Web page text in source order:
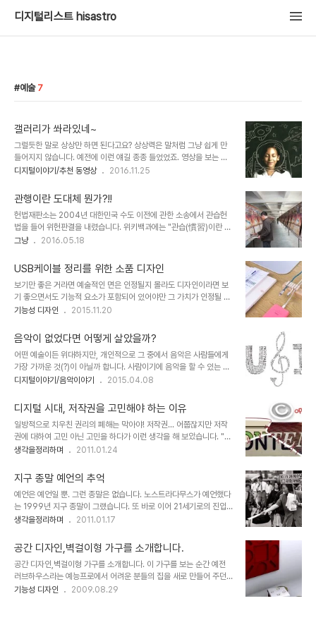
디지털리스트 hisastro
예술 7
갤러리가 쏴라있네~
그럴듯한 말로 상상만 하면 된다고요? 상상력은 말처럼 그냥 쉽게 만
들어지지 않습니다. 예전에 이런 얘길 종종 들었었죠. 영상을 보는 것
보다 책을 읽거나 소리만 듣는 것이 상상력 증진이 좋다고... 글쎄요?!!
단하자면 가당치도 않은 말이었다고 생각합니다. 상상력이 중요한 건
무언가 새롭게 만들어 낼 수 있는 바탕이라는 점에서 유에서 유를 만들
어내는 것이라고 할 수 있습니다. 많이 보았을 때 새로운 상상도 풍부
해질 수 있단 얘깁니다. 이미지 출처: peppypals.com 그런 면에서
디지털 시대를 배경으로 태어나 자라는 지금의 아이들이 만들어갈 세
분야에 국한된 것이 아니..
디지털이야기/추천 동영상 2016.11.25
관행이란 도대체 뭔가?!!
헌법재판소는 2004년 대한민국 수도 이전에 관한 소송에서 관습헌
법을 들어 위헌판결을 내렸습니다. 위키백과에는 "관습(慣習)이란 어
떤 사회에 오랫동안 지켜 내려와 그 사회 성원들이 널리 인정하는 질서
행"으로도 부른다고 되어 있습니다. 그러나 왠지 "관습"이 "관행" 보
다 좀 더 범위가 크다는 느낌이고, "관습" 보단 "관행"이 부정적으로
와닿습니다. 저만 그렇게 느껴지는 걸까요? 이미지 출처:
action.or.kr "관행"이 부정적으로 느껴지는 건 보편적으로 적절치
못한 어떤 사안에 대하여 그 중심에 있다고 보여지는 자들이 주로 사용
행이면 괜찮은 것인양 하는... 하지..
그냥 2016.05.18
USB케이블 정리를 위한 소품 디자인
보기만 좋은 거라면 예술적인 면은 인정될지 몰라도 디자인이라면 보
기 좋으면서도 기능적 요소가 포함되어 있어야만 그 가치가 인정될 수
있습니다. 그렇다고 디자인의 요소로써 인정되는 기능적인 부분이 복
변의 작은 불편함들을 해소해 줄수 있으면서 그 기능에 부합하는 모양
을 갖추고 있다면 OK입니다. 무선의 시대로 접어 들고 있습니다만, 아
직까지는 주변 어디고 널려 있으면서 복잡하게 얽히고 섥혀 있는 수많
은 각종 디지털 기기 케이블들... 현대를 살아가는 대다수 사람들이 사
용하는 책상의 현주소일 겁니다. 제가 사용하는 책상도... ^^; 작은 불
어진 기능성 디자인 제품이지만 이것을 보..
기능성 디자인 2015.11.20
음악이 없었다면 어떻게 살았을까?
어떤 예술이든 위대하지만, 개인적으로 그 중에서 음악은 사람들에게
가장 가까운 것(?)이 아닐까 합니다. 사람이기에 음악을 할 수 있는 건
지... 전 우주적인 성격에 기초한 근본적인 것이라서 그런지... 알 수는
이 당연하게... 아니 당연한 것이니 그렇게 당연히 살긴 했을 겁니다.
닭과 달걀 류의 문젠 항상 그렇죠.. 우리가 음악을 알고 살았으니 음악
이 필요했던 건지 음악이 원래 그런거니까 우리가 음악을 즐기며 살아
가는 건지... 그러나 그건 중요하지 않습니다.지금, 저는 음악이 너무
좋으니까요. 음(音)악(樂)이란 게 원래 그런 것이기도 하죠. ^^수천,
만 제가 귀..
디지털이야기/음악이야기 2015.04.08
디지털 시대, 저작권을 고민해야 하는 이유
일방적으로 치우친 권리의 폐해는 막아야! 저작권... 어쭙잖지만 저작
권에 대하여 고민 아닌 고민을 하다가 이런 생각을 해 보았습니다. "어
떠한 권리가 한쪽으로 치우쳤을 땐 반드시 문제가 발생하기 마련이
에 이르렀다고 봅니다. 물론 현재, 어떤 누구라도 이 디지털 시대의 저
작권에 대하여 명쾌한 답을 내놓긴 어려울 것이라 생각합니다. 뭐, 혼
자라면 어떤 특정한 방법을 포함하여 어떤 주장이든 펼칠 수는 있겠지
만... ▲ Illustration by Minh Uong/The New York Times
Published: March 1, 2009 음악이나, 책, 글 그림 등등... 이러한
생각을정리하며 2011.01.24
지구 종말 예언의 추억
예언은 예언일 뿐. 그런 종말은 없습니다. 노스트라다무스가 예언했다
는 1999년 지구 종말이 그랬습니다. 또 바로 이어 21세기로의 진입
에 따른 컴퓨터 버그에서 파생될 여러 문제들을 묶어 당장이라도 어찌
지금에서 그때 일들을 돌아보면 우습기도 하고 기분 묘하게 착잡해지
기도 합니다. 물론 사회적으로 표면화되어 일어났던 일들뿐만 아니라
소소하게 웃지 못할 촌극으로 종결된 사이비 종교들의 사건들도 우리
가 모르는 사이에 적잖이 있었을 겁니다. 끝없이 이어지는 종말 예언
1992년, 다미신인가 다미선인가라고 하는 일부 기독교 종파 -기독교
생각을정리하며 2011.01.17
공간 디자인,벽걸이형 가구를 소개합니다.
공간 디자인,벽걸이형 가구를 소개합니다. 이 가구를 보는 순간 예전
러브하우스라는 예능프로에서 어려운 분들의 집을 새로 만들어 주던
모습이 떠올랐습니다. 공간을 적절하게 활용하면서 디자인적으로 너
기능성 디자인 2009.08.29